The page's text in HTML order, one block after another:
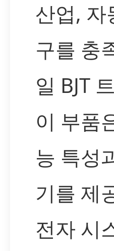
산업, 자
구를 충
일 BJT
이 부품
능 특성
기를 제
전자 시